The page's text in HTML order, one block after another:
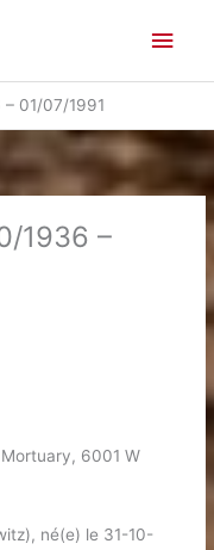
01/07/1991
1936 –
6001 W
né(e) le 31-10-